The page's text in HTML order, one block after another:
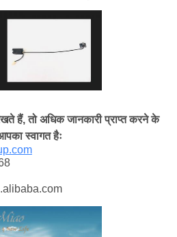
हैं, तो अधिक जानकारी प्राप्त करने के
स्वागत हैः